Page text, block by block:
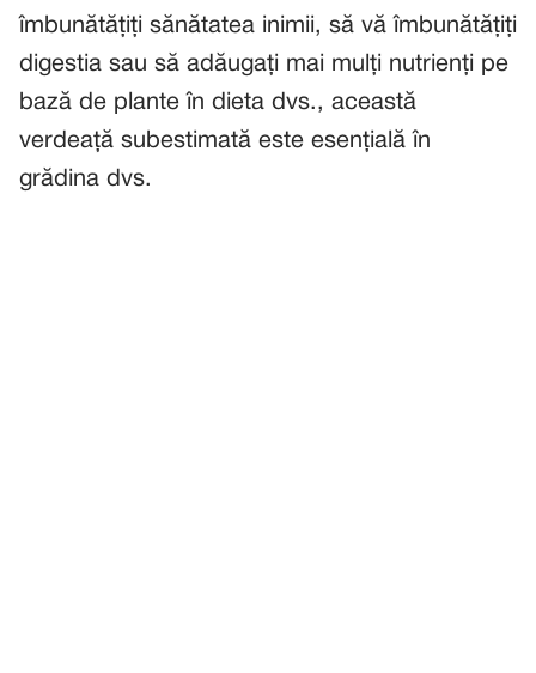
îmbunătățiți sănătatea inimii, să vă îmbunătățiți
digestia sau să adăugați mai mulți nutrienți pe
bază de plante în dieta dvs., această
verdeață subestimată este esențială în
grădina dvs.